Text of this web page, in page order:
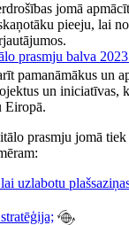
jomā
pieeju, lai
prasmju balva
pamanāmākus un
un iniciatīvas,
Eiropā.
prasmju jomā tiek
uzlabotu